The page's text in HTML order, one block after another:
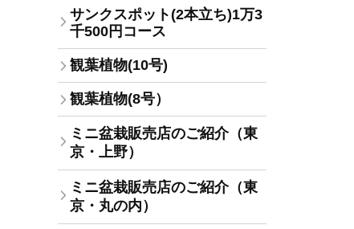
サンクスポット(2本立ち)1万3
千500円コース
観葉植物(10号)
観葉植物(8号）
ミニ盆栽販売店のご紹介（東
京・上野）
ミニ盆栽販売店のご紹介（東
京・丸の内）